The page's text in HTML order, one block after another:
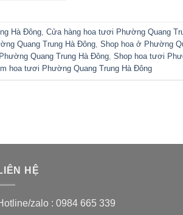
Hà Đông, Cửa hàng hoa tươi Phường Quang
Quang Trung Hà Đông, Shop hoa ở Phường
Quang Trung Hà Đông, Shop hoa tươi
hoa tươi Phường Quang Trung Hà Đông
HỆ
zalo : 0984 665 339